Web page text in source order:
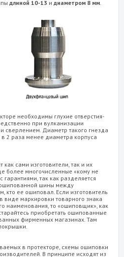
длиной 10-13 и диаметром 8 мм.
необходимы глухие отверстия-
при вулканизации
сверлением. Диаметр такого гнезда
2 раза менее диаметра корпуса
как сами изготовители, так и их
более многочисленные «кому не
так как разделяется
ошипованной шины между
кто ее ошиповал. Если изготовитель
маркировки товарного знака
наименования, то «ошиповщик», как
приобретать ошипованные
фирменных магазинах. Там
в протекторе, схемы ошиповки
В принципе исходят из